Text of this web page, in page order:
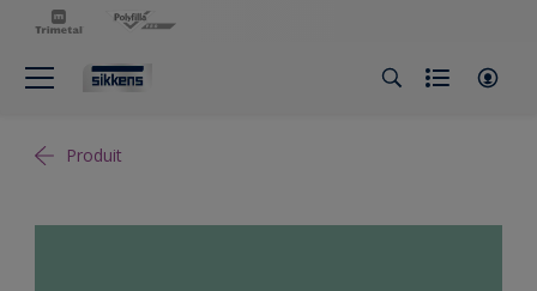
Produit